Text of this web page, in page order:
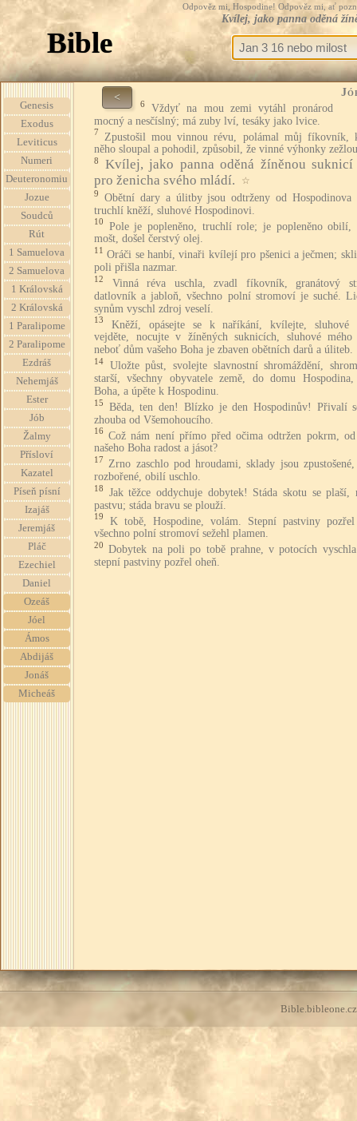
Odpověz mi, Hospodine! Odpověz mi, ať
Kvílej, jako panna oděná
Bible
Genesis
Exodus
Leviticus
Numeri
Deuteronomiu
Jozue
Soudců
Rút
1 Samuelova
2 Samuelova
1 Královská
2 Královská
1 Paralipome
2 Paralipome
Ezdráš
Nehemjáš
Ester
Jób
Žalmy
Přísloví
Kazatel
Píseň písní
Izajáš
Jeremjáš
Pláč
Ezechiel
Daniel
Ozeáš
Jóel
Ámos
Abdijáš
Jonáš
Micheáš
<
6
Vždyť na mou zemi vytáhl pronárod
mocný a nesčíslný; má zuby lví, tesáky jako lvice.
7
Zpustošil mou vinnou révu, polámal můj fíkovník,
něho sloupal a pohodil, způsobil, že vinné výhonky
8
Kvílej, jako panna oděná žíněnou
pro ženicha svého mládí.
☆
9
Obětní dary a úlitby jsou odtrženy od Hospodinova
truchlí kněží, sluhové Hospodinovi.
10
Pole je popleněno, truchlí role; je popleněno obilí,
mošt, došel čerstvý olej.
11
Oráči se hanbí, vinaři kvílejí pro pšenici a ječmen;
poli přišla nazmar.
12
Vinná réva uschla, zvadl fíkovník, granátový
datlovník a jabloň, všechno polní stromoví je suché.
synům vyschl zdroj veselí.
13
Kněží, opásejte se k naříkání, kvílejte, sluhové
vejděte, nocujte v žíněných suknicích, sluhové mého
neboť dům vašeho Boha je zbaven obětních darů a úliteb.
14
Uložte půst, svolejte slavnostní shromáždění,
starší, všechny obyvatele země, do domu Hospodina,
Boha, a úpěte k Hospodinu.
15
Běda, ten den! Blízko je den Hospodinův! Přivalí
zhouba od Všemohoucího.
16
Což nám není přímo před očima odtržen pokrm,
našeho Boha radost a jásot?
17
Zrno zaschlo pod hroudami, sklady jsou
rozbořené, obilí uschlo.
18
Jak těžce oddychuje dobytek! Stáda skotu se plaší,
pastvu; stáda bravu se plouží.
19
K tobě, Hospodine, volám. Stepní pastviny pozřel
všechno polní stromoví sežehl plamen.
20
Dobytek na poli po tobě prahne, v potocích
stepní pastviny pozřel oheň.